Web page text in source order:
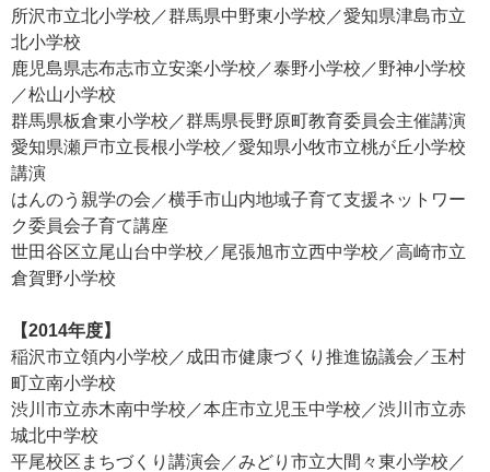
所沢市立北小学校／群馬県中野東小学校／愛知県津島市立
北小学校
鹿児島県志布志市立安楽小学校／泰野小学校／野神小学校
／松山小学校
群馬県板倉東小学校／群馬県長野原町教育委員会主催講演
愛知県瀬戸市立長根小学校／愛知県小牧市立桃が丘小学校
講演
はんのう親学の会／横手市山内地域子育て支援ネットワー
ク委員会子育て講座
世田谷区立尾山台中学校／尾張旭市立西中学校／高崎市立
倉賀野小学校
【2014年度】
稲沢市立領内小学校／成田市健康づくり推進協議会／玉村
町立南小学校
渋川市立赤木南中学校／本庄市立児玉中学校／渋川市立赤
城北中学校
平尾校区まちづくり講演会／みどり市立大間々東小学校／